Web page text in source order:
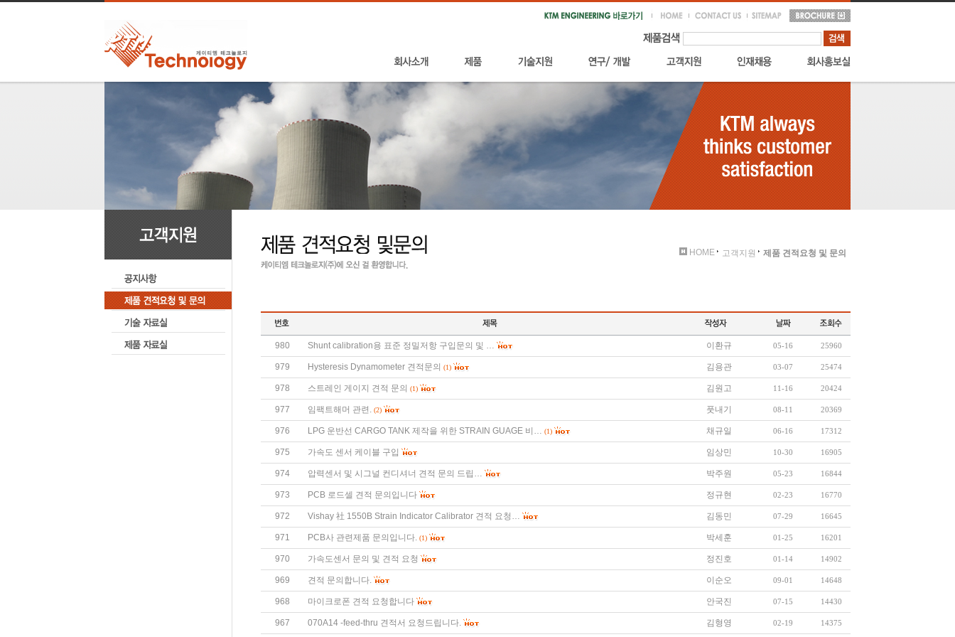
HOME 고객지원 제품 견적요청 및 문의
980 Shunt calibration용 표준 정밀저항 구입문의 및 … 이환규 05-16 25960
979 Hysteresis Dynamometer 견적문의 (1) 김용관 03-07 25474
978 스트레인 게이지 견적 문의 (1) 김원고 11-16 20424
977 임팩트해머 관련. (2) 풋내기 08-11 20369
976 LPG 운반선 CARGO TANK 제작을 위한 STRAIN GUAGE 비… (1) 채규일 06-16 17312
975 가속도 센서 케이블 구입 임상민 10-30 16905
974 압력센서 및 시그널 컨디셔너 견적 문의 드립… 박주원 05-23 16844
973 PCB 로드셀 견적 문의입니다 정규현 02-23 16770
972 Vishay 社 1550B Strain Indicator Calibrator 견적 요청… 김동민 07-29 16645
971 PCB사 관련제품 문의입니다. (1) 박세훈 01-25 16201
970 가속도센서 문의 및 견적 요청 정진호 01-14 14902
969 견적 문의합니다. 이순오 09-01 14648
968 마이크로폰 견적 요청합니다 안국진 07-15 14430
967 070A14 -feed-thru 견적서 요청드립니다. 김형영 02-19 14375